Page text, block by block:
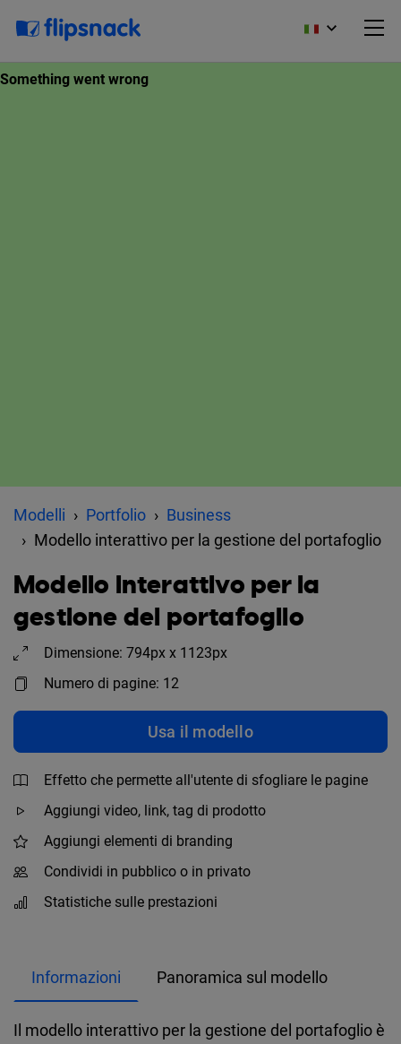
Modelli Portfolio
Business
Modello interattivo per la gestione del portafoglio
Modello interattivo per la
gestione del portafoglio
Dimensione: 794px x 1123px
Numero di pagine: 12
Usa il modello
Effetto che permette all'utente di sfogliare le pagine
Aggiungi video, link, tag di prodotto
Aggiungi elementi di branding
Condividi in pubblico o in privato
Statistiche sulle prestazioni
Informazioni Panoramica sul modello
Il modello interattivo per la gestione del portafoglio è